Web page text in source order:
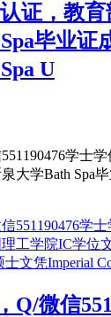
证，教
毕业证
U
学士
大学Bath Spa
Q/微信